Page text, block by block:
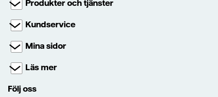
Produkter och tjänster
Kundservice
Mina sidor
Läs mer
Följ oss